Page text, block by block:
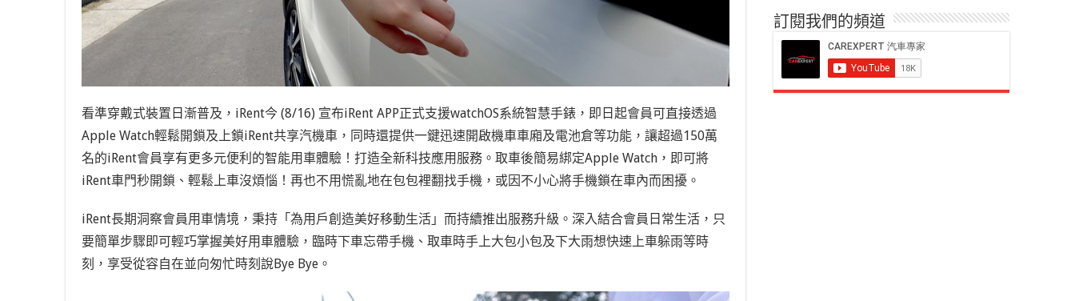
看準穿戴式裝置日漸普及，iRent今 (8/16) 宣布iRent APP正式支援watchOS系統智慧手錶，即日起會員可直接透過
Apple Watch輕鬆開鎖及上鎖iRent共享汽機車，同時還提供一鍵迅速開啟機車車廂及電池倉等功能，讓超過150萬
名的iRent會員享有更多元便利的智能用車體驗！打造全新科技應用服務。取車後簡易綁定Apple Watch，即可將
iRent車門秒開鎖、輕鬆上車沒煩惱！再也不用慌亂地在包包裡翻找手機，或因不小心將手機鎖在車內而困擾。
iRent長期洞察會員用車情境，秉持「為用戶創造美好移動生活」而持續推出服務升級。深入結合會員日常生活，只
要簡單步驟即可輕巧掌握美好用車體驗，臨時下車忘帶手機、取車時手上大包小包及下大雨想快速上車躲雨等時
刻，享受從容自在並向匆忙時刻說Bye Bye。
訂閱我們的頻道